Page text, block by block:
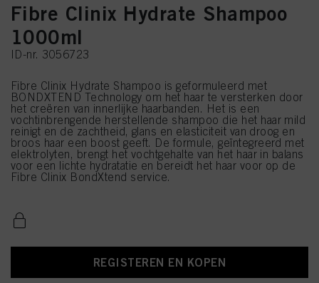
Fibre Clinix Hydrate Shampoo
1000ml
ID-nr. 3056723
Fibre Clinix Hydrate Shampoo is geformuleerd met
BONDXTEND Technology om het haar te versterken door
het creëren van innerlijke haarbanden. Het is een
vochtinbrengende herstellende shampoo die het haar mild
reinigt en de zachtheid, glans en elasticiteit van droog en
broos haar een boost geeft. De formule, geïntegreerd met
elektrolyten, brengt het vochtgehalte van het haar in balans
voor een lichte hydratatie en bereidt het haar voor op de
Fibre Clinix BondXtend service.
REGISTEREN EN KOPEN